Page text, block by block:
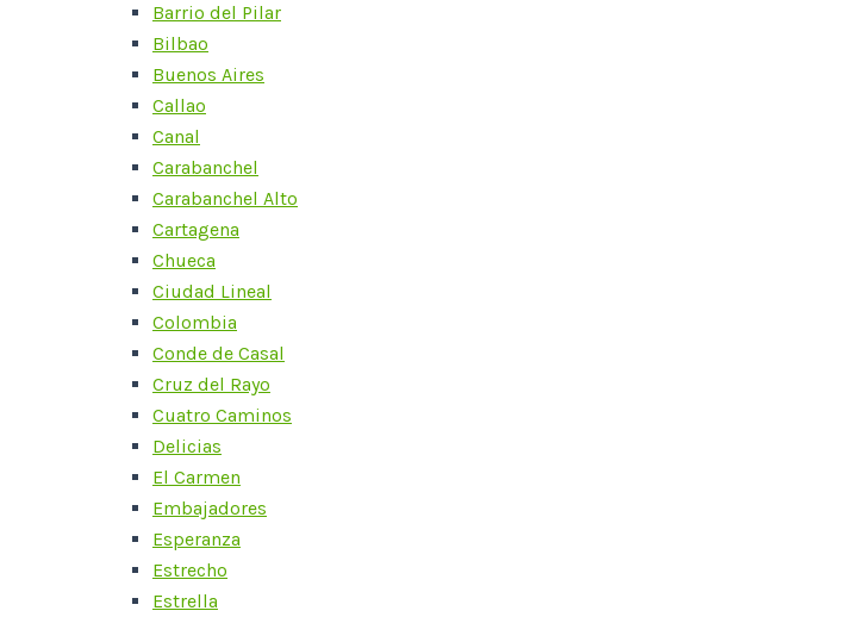
Barrio del Pilar
Bilbao
Buenos Aires
Callao
Canal
Carabanchel
Carabanchel Alto
Cartagena
Chueca
Ciudad Lineal
Colombia
Conde de Casal
Cruz del Rayo
Cuatro Caminos
Delicias
El Carmen
Embajadores
Esperanza
Estrecho
Estrella